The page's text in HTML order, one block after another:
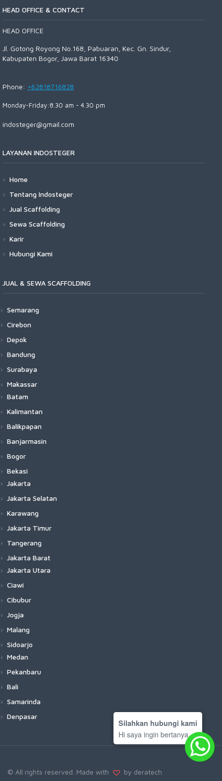
HEAD OFFICE & CONTACT
HEAD OFFICE
Jl. Gotong Royong No.168, Pabuaran, Kec. Gn. Sindur,
Kabupaten Bogor, Jawa Barat 16340
Phone: +62818716828
Monday-Friday:8.30 am - 4.30 pm
indosteger@gmail.com
LAYANAN INDOSTEGER
Home
Tentang Indosteger
Jual Scaffolding
Sewa Scaffolding
Karir
Hubungi Kami
JUAL & SEWA SCAFFOLDING
Semarang
Cirebon
Depok
Bandung
Surabaya
Makassar
Batam
Kalimantan
Balikpapan
Banjarmasin
Bogor
Bekasi
Jakarta
Jakarta Selatan
Karawang
Jakarta Timur
Tangerang
Jakarta Barat
Jakarta Utara
Ciawi
Cibubur
Jogja
Malang
Sidoarjo
Medan
Pekanbaru
Bali
Samarinda
Denpasar
© All rights reserved. Made with by deratech
Silahkan hubungi kami
Hi saya ingin bertanya